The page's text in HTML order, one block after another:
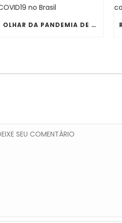
OLHAR DA PANDEMIA DE COVID19 NO BRASIL